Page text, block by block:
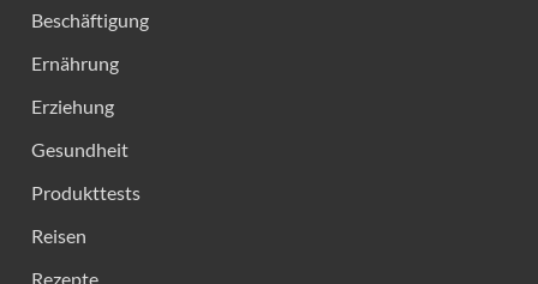
Beschäftigung
Ernährung
Erziehung
Gesundheit
Produkttests
Reisen
Rezepte